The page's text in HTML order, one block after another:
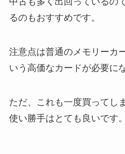
るのもおすすめです。
注意点は普通のメモリーカ
いう高価なカードが必要に
ただ、これも一度買ってし
使い勝手はとても良いです。